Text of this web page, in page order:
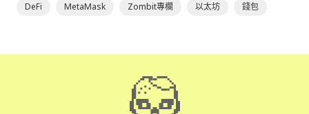
DeFi MetaMask Zombit專欄 以太坊 錢包